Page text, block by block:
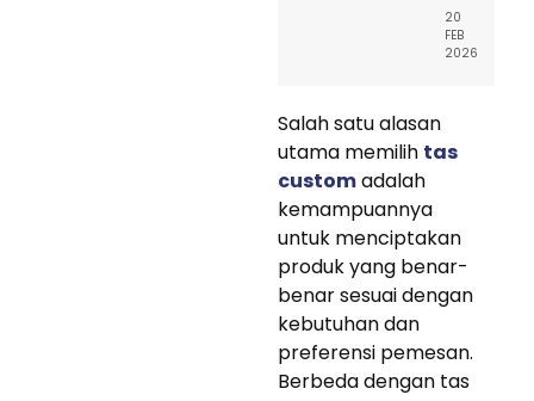
20
FEB
2026
Salah satu alasan
utama memilih tas
customadalah
kemampuannya
untuk menciptakan
produk yang benar-
benar sesuai dengan
kebutuhan dan
preferensi pemesan.
Berbeda dengan tas